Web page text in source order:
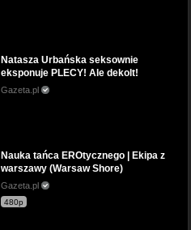
Natasza Urbańska seksownie
eksponuje PLECY! Ale dekolt!
Gazeta.pl
Nauka tańca EROtycznego | Ekipa z
warszawy (Warsaw Shore)
Gazeta.pl
480p